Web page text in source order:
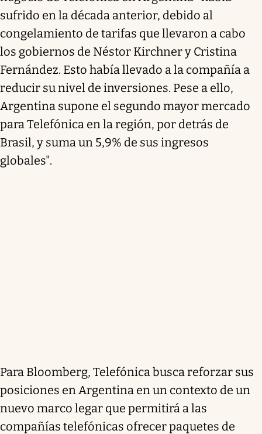
sufrido en la década anterior, debido al
congelamiento de tarifas que llevaron a cabo
los gobiernos de Néstor Kirchner y Cristina
Fernández. Esto había llevado a la compañía a
reducir su nivel de inversiones. Pese a ello,
Argentina supone el segundo mayor mercado
para Telefónica en la región, por detrás de
Brasil, y suma un 5,9% de sus ingresos
globales".
Para Bloomberg, Telefónica busca reforzar sus
posiciones en Argentina en un contexto de un
nuevo marco legar que permitirá a las
compañías telefónicas ofrecer paquetes de